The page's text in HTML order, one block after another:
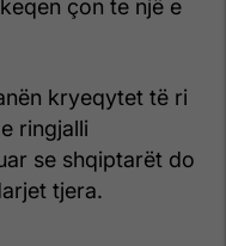
çon te një e
kryeqytet të ri
ringjalli
se shqiptarët do
tjera.